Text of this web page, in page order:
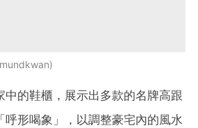
中的鞋櫃，展示出多款的名牌高跟
呼形喝象」，以調整豪宅內的風水